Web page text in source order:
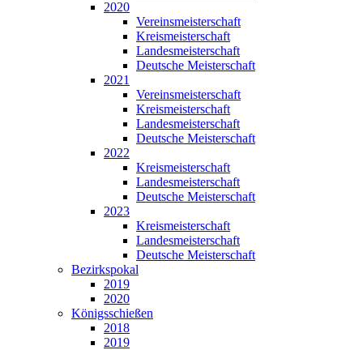
2020
Vereinsmeisterschaft
Kreismeisterschaft
Landesmeisterschaft
Deutsche Meisterschaft
2021
Vereinsmeisterschaft
Kreismeisterschaft
Landesmeisterschaft
Deutsche Meisterschaft
2022
Kreismeisterschaft
Landesmeisterschaft
Deutsche Meisterschaft
2023
Kreismeisterschaft
Landesmeisterschaft
Deutsche Meisterschaft
Bezirkspokal
2019
2020
Königsschießen
2018
2019